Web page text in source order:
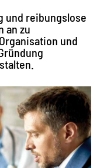
und reibungslose
an zu
und